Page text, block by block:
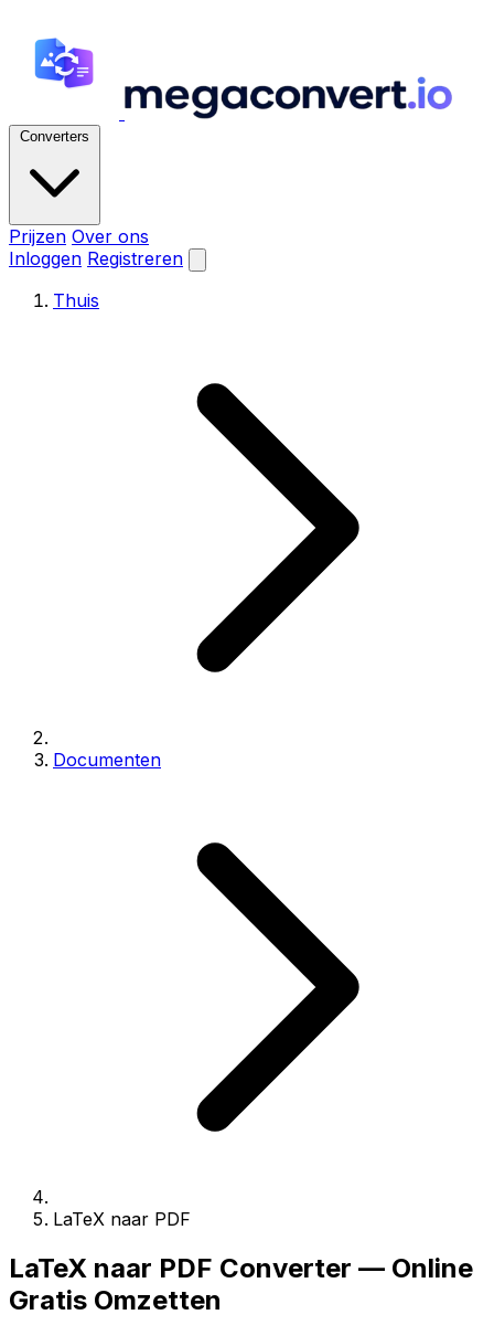
Converters
Prijzen Over ons
Inloggen Registreren
Thuis
Documenten
LaTeX naar PDF
LaTeX naar PDF Converter — Online
Gratis Omzetten